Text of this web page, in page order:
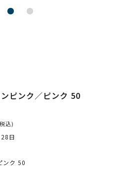
ピンク／ピンク 50
込)
日
ンク 50